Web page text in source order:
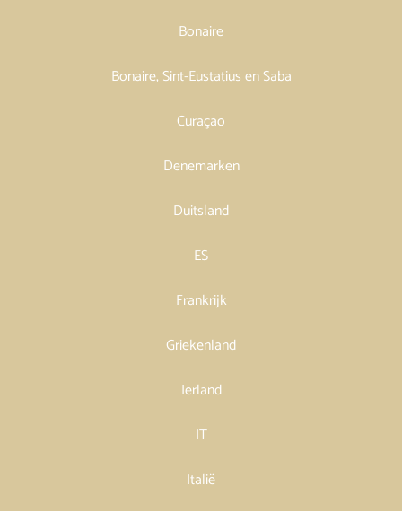
Bonaire
Bonaire, Sint-Eustatius en Saba
Curaçao
Denemarken
Duitsland
ES
Frankrijk
Griekenland
Ierland
IT
Italië